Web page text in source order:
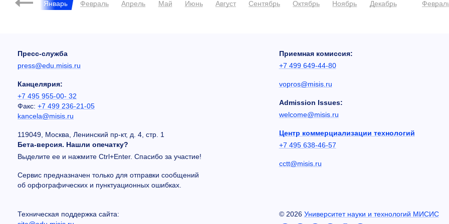
Январь Февраль Апрель Май Июнь Август Сентябрь Октябрь Ноябрь Декабрь
Пресс-служба
press@edu.misis.ru
Канцелярия:
+7 495 955-00- 32
Факс: +7 499 236-21-05
kancela@misis.ru
119049, Москва, Ленинский пр-кт, д. 4, стр. 1
Бета-версия. Нашли опечатку?
Выделите ее и нажмите Ctrl+Enter. Спасибо за участие!
Сервис предназначен только для отправки сообщений
об орфографических и пунктуационных ошибках.
Приемная комиссия:
+7 499 649-44-80
vopros@misis.ru
Admission Issues:
welcome@misis.ru
Центр коммерциализации технологий
+7 495 638-46-57
cctt@misis.ru
Техническая поддержка сайта:
© 2026 Университет науки и технологий МИСИС